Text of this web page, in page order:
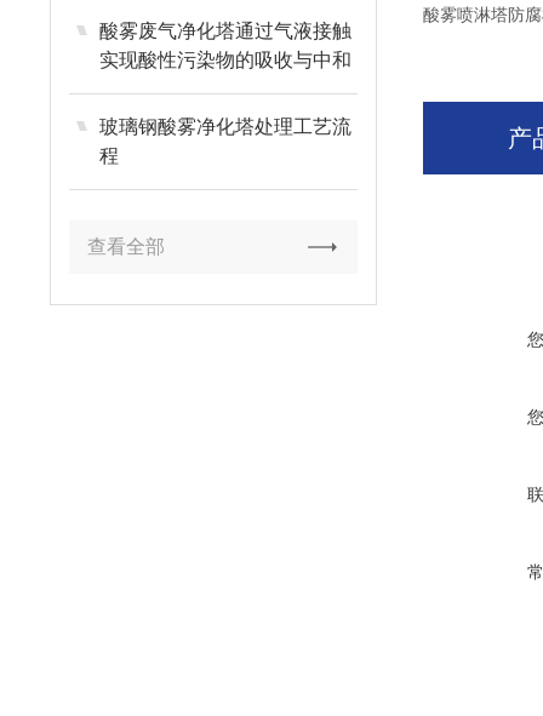
酸雾废气净化塔通过气液接触
实现酸性污染物的吸收与中和
玻璃钢酸雾净化塔处理工艺流
程
查看全部
酸雾喷淋塔防
产